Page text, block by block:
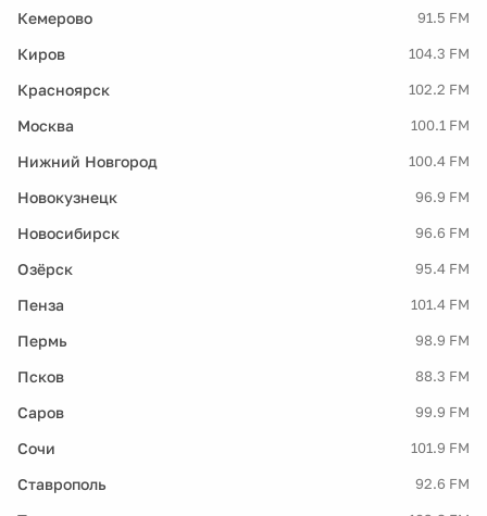
Кемерово 91.5 FM
Киров 104.3 FM
Красноярск 102.2 FM
Москва 100.1 FM
Нижний Новгород 100.4 FM
Новокузнецк 96.9 FM
Новосибирск 96.6 FM
Озёрск 95.4 FM
Пенза 101.4 FM
Пермь 98.9 FM
Псков 88.3 FM
Саров 99.9 FM
Сочи 101.9 FM
Ставрополь 92.6 FM